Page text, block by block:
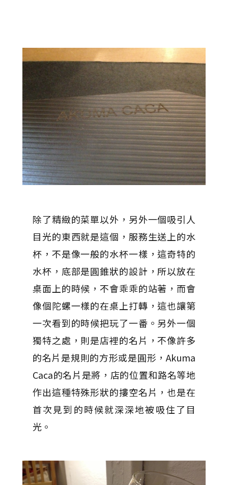
除了精緻的菜單以外，另外一個吸引人
目光的東西就是這個，服務生送上的水
杯，不是像一般的水杯一樣，這奇特的
水杯，底部是圓錐狀的設計，所以放在
桌面上的時候，不會乖乖的站著，而會
像個陀螺一樣的在桌上打轉，這也讓第
一次看到的時候把玩了一番。另外一個
獨特之處，則是店裡的名片，不像許多
的名片是規則的方形或是圓形，Akuma
Caca的名片是將，店的位置和路名等地
作出這種特殊形狀的摟空名片，也是在
首次見到的時候就深深地被吸住了目
光。